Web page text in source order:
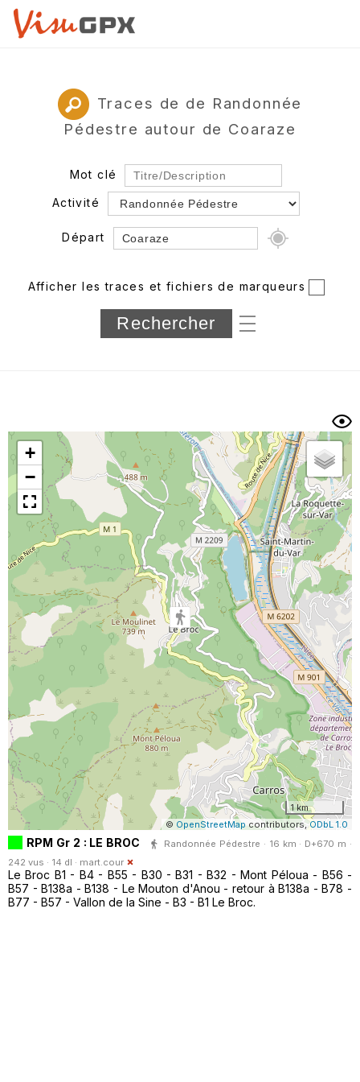
Traces de de Randonnée
Pédestre autour de Coaraze
Mot clé
Activité
Départ
Département
Longueur min/max
Trier par
Horodatage Photos
Afficher les traces et fichiers de marqueurs
+
−
1 km
© OpenStreetMap contributors,ODbL 1.0
RPM Gr 2 : LE BROC
Randonnée Pédestre · 16 km · D+670 m ·
242 vus · 14 dl · mart.cour
Le Broc B1 - B4 - B55 - B30 - B31 - B32 - Mont Péloua - B56 -
B57 - B138a - B138 - Le Mouton d'Anou - retour à B138a - B78 -
B77 - B57 - Vallon de la Sine - B3 - B1 Le Broc.